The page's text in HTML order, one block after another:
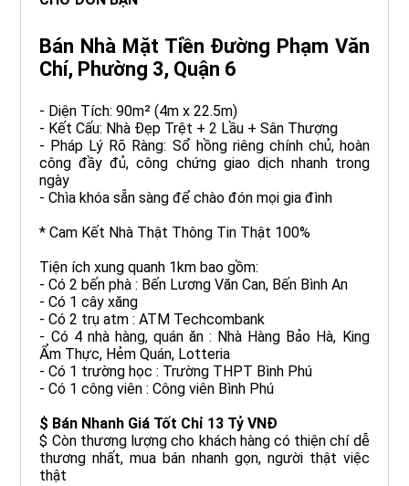
Bán Nhà Mặt Tiền Đường Phạm Văn
Chí, Phường 3, Quận 6
- Diện Tích: 90m² (4m x 22.5m)
- Kết Cấu: Nhà Đẹp Trệt + 2 Lầu + Sân Thượng
- Pháp Lý Rõ Ràng: Sổ hồng riêng chính chủ, hoàn
công đầy đủ, công chứng giao dịch nhanh trong
ngày
- Chìa khóa sẵn sàng để chào đón mọi gia đình
* Cam Kết Nhà Thật Thông Tin Thật 100%
Tiện ích xung quanh 1km bao gồm:
- Có 2 bến phà : Bến Lương Văn Can, Bến Bình An
- Có 1 cây xăng
- Có 2 trụ atm : ATM Techcombank
- Có 4 nhà hàng, quán ăn : Nhà Hàng Bảo Hà, King
Ẩm Thực, Hẻm Quán, Lotteria
- Có 1 trường học : Trường THPT Bình Phú
- Có 1 công viên : Công viên Bình Phú
$ Bán Nhanh Giá Tốt Chỉ 13 Tỷ VNĐ
$ Còn thương lượng cho khách hàng có thiện chí dễ
thương nhất, mua bán nhanh gọn, người thật việc
thật